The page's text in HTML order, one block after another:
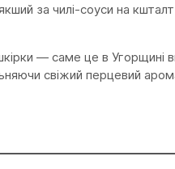
за чилі-соуси на
— саме це в
свіжий перцевий